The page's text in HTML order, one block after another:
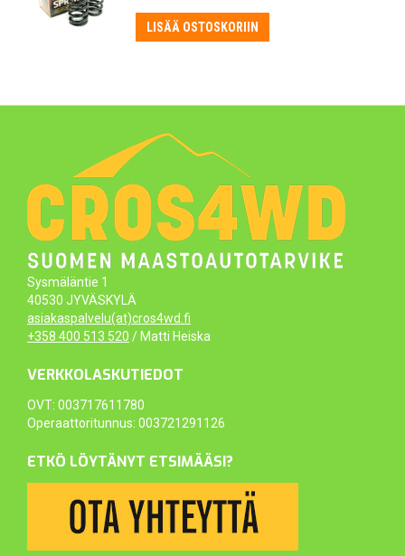
LISÄÄ OSTOSKORIIN
Sysmäläntie 1
40530 JYVÄSKYLÄ
asiakaspalvelu(at)cros4wd.fi
+358 400 513 520 / Matti Heiska
VERKKOLASKUTIEDOT
OVT: 003717611780
Operaattoritunnus: 003721291126
ETKÖ LÖYTÄNYT ETSIMÄÄSI?